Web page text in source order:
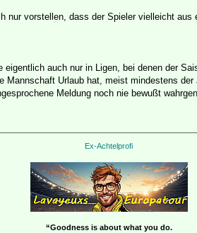
nur vorstellen, dass der Spieler vielleicht
auch nur in Ligen, bei denen der
Mannschaft Urlaub hat, meist mindestens der
Meldung noch nie bewußt
Ex-Achtelprofi
“Goodness is about what you do.